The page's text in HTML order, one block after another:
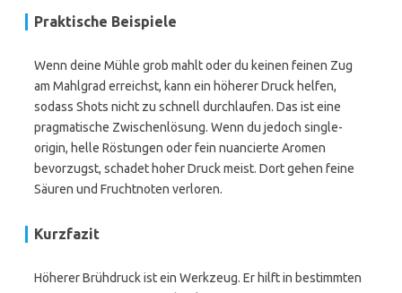
Praktische Beispiele
Wenn deine Mühle grob mahlt oder du keinen feinen Zug
am Mahlgrad erreichst, kann ein höherer Druck helfen,
sodass Shots nicht zu schnell durchlaufen. Das ist eine
pragmatische Zwischenlösung. Wenn du jedoch single-
origin, helle Röstungen oder fein nuancierte Aromen
bevorzugst, schadet hoher Druck meist. Dort gehen feine
Säuren und Fruchtnoten verloren.
Kurzfazit
Höherer Brühdruck ist ein Werkzeug. Er hilft in bestimmten